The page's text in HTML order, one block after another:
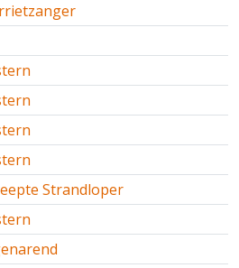
Strandloper